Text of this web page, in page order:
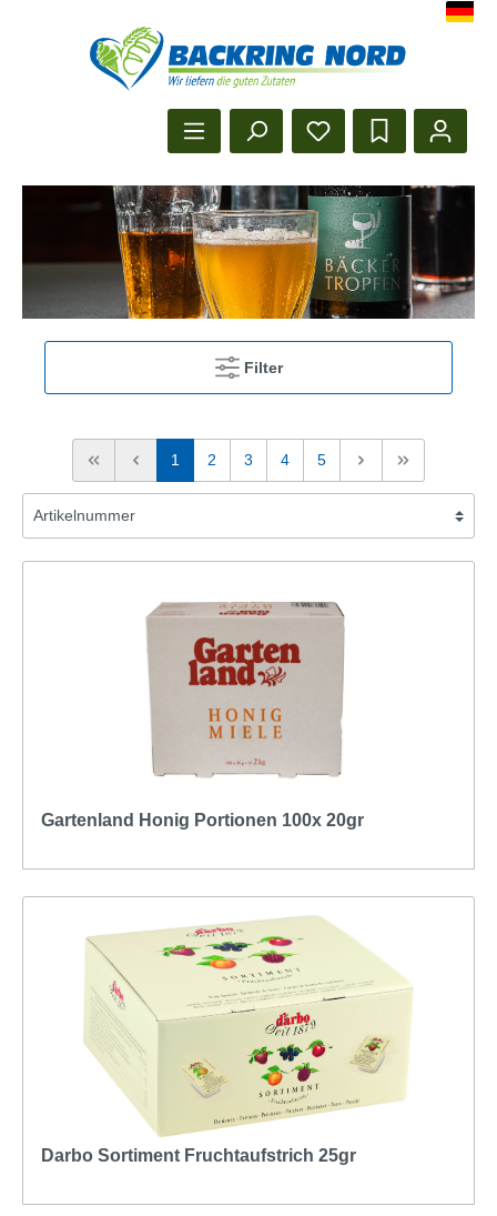
Herzlich Willkommen beim
Filter
1 2 3 4 5
Gartenland Honig Portionen 100x 20gr
Darbo Sortiment Fruchtaufstrich 25gr